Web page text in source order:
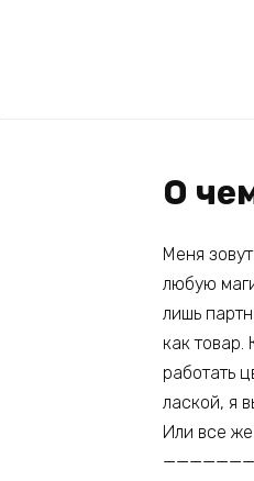
О
Меня
любую
лишь
как
работать
лаской, я
Или все